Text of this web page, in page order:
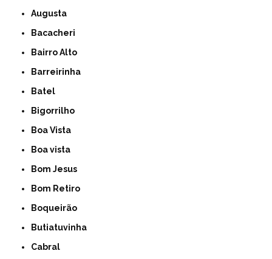
Augusta
Bacacheri
Bairro Alto
Barreirinha
Batel
Bigorrilho
Boa Vista
Boa vista
Bom Jesus
Bom Retiro
Boqueirão
Butiatuvinha
Cabral